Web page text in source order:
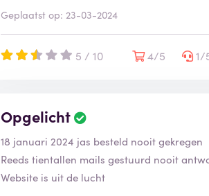
r
e
l
i
s
g
e
v
e
Geplaatst op: 23-03-2024
5 / 10 4/5 1/
Opgelicht
B
o
o
d
18 januari 2024 jas besteld nooit gekregen
Reeds tientallen mails gestuurd nooit
Website is uit de lucht